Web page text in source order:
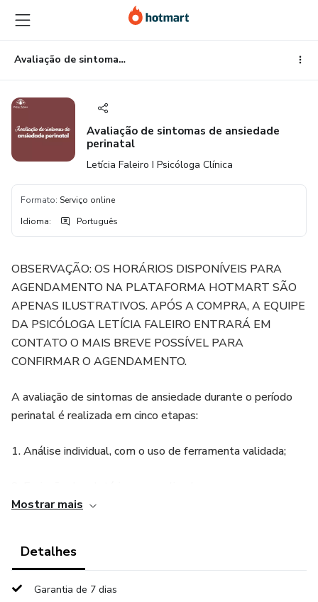
para
o
conteúdo
principal
para
o
pagamento
para
o
rodapé
Avaliação de sintomas de ansiedade perinatal
Avaliação de sintomas de ansiedade
perinatal
Letícia Faleiro I Psicóloga Clínica
Formato: Serviço online
Idioma: Português
OBSERVAÇÃO: OS HORÁRIOS DISPONÍVEIS PARA
AGENDAMENTO NA PLATAFORMA HOTMART SÃO
APENAS ILUSTRATIVOS. APÓS A COMPRA, A EQUIPE
DA PSICÓLOGA LETÍCIA FALEIRO ENTRARÁ EM
CONTATO O MAIS BREVE POSSÍVEL PARA
CONFIRMAR O AGENDAMENTO.
A avaliação de sintomas de ansiedade durante o período
perinatal é realizada em cinco etapas:
1. Análise individual, com o uso de ferramenta validada;
4. Emissão de relatório personalizado e,
5. Emissão de recibo para dedução no Imposto de Renda
Mostrar mais
Detalhes
Garantia de 7 dias